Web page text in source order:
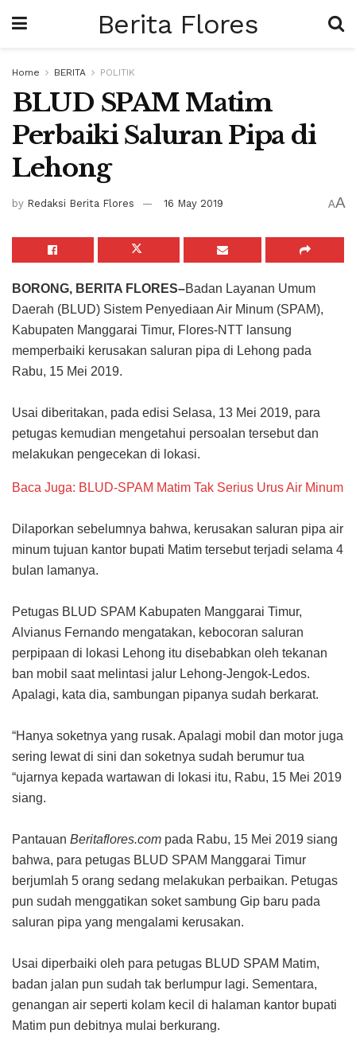
Berita Flores
Home BERITA POLITIK
BLUD SPAM Matim
Perbaiki Saluran Pipa di
Lehong
by Redaksi Berita Flores 16 May 2019 AA
BORONG, BERITA FLORES–Badan Layanan Umum
Daerah (BLUD) Sistem Penyediaan Air Minum (SPAM),
Kabupaten Manggarai Timur, Flores-NTT lansung
memperbaiki kerusakan saluran pipa di Lehong pada
Rabu, 15 Mei 2019.
Usai diberitakan, pada edisi Selasa, 13 Mei 2019, para
petugas kemudian mengetahui persoalan tersebut dan
melakukan pengecekan di lokasi.
Baca Juga: BLUD-SPAM Matim Tak Serius Urus Air Minum
Dilaporkan sebelumnya bahwa, kerusakan saluran pipa air
minum tujuan kantor bupati Matim tersebut terjadi selama 4
bulan lamanya.
Petugas BLUD SPAM Kabupaten Manggarai Timur,
Alvianus Fernando mengatakan, kebocoran saluran
perpipaan di lokasi Lehong itu disebabkan oleh tekanan
ban mobil saat melintasi jalur Lehong-Jengok-Ledos.
Apalagi, kata dia, sambungan pipanya sudah berkarat.
“Hanya soketnya yang rusak. Apalagi mobil dan motor juga
sering lewat di sini dan soketnya sudah berumur tua
“ujarnya kepada wartawan di lokasi itu, Rabu, 15 Mei 2019
siang.
Pantauan Beritaflores.com pada Rabu, 15 Mei 2019 siang
bahwa, para petugas BLUD SPAM Manggarai Timur
berjumlah 5 orang sedang melakukan perbaikan. Petugas
pun sudah menggatikan soket sambung Gip baru pada
saluran pipa yang mengalami kerusakan.
Usai diperbaiki oleh para petugas BLUD SPAM Matim,
badan jalan pun sudah tak berlumpur lagi. Sementara,
genangan air seperti kolam kecil di halaman kantor bupati
Matim pun debitnya mulai berkurang.